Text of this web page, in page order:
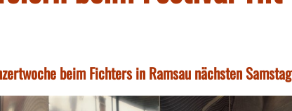
beim Fichters in Ramsau nächsten Samstag